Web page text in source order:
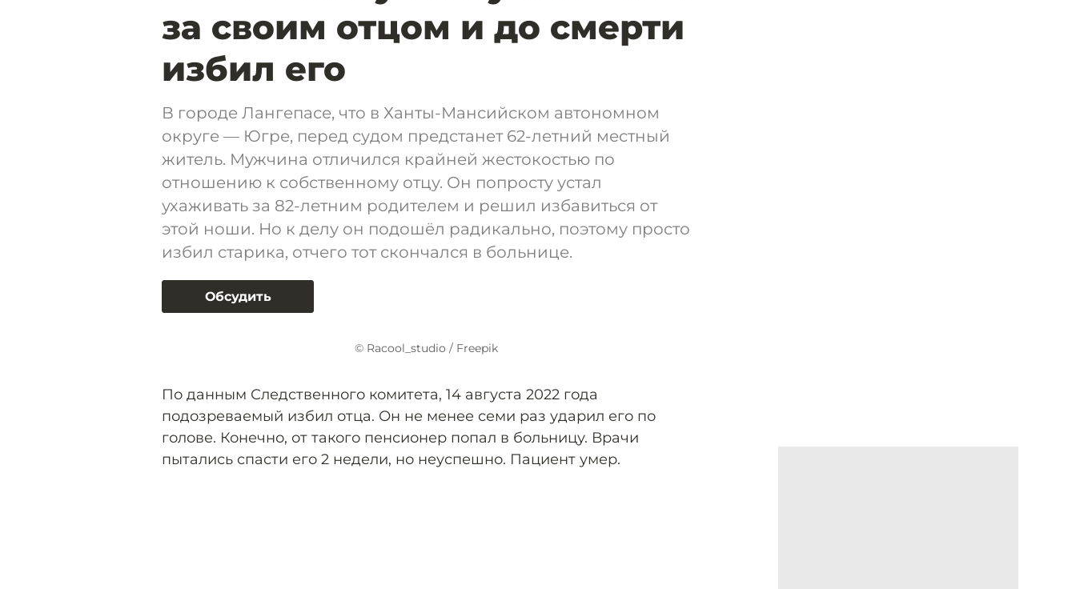
за своим отцом и до смерти
избил его
В городе Лангепасе, что в Ханты-Мансийском автономном
округе — Югре, перед судом предстанет 62-летний местный
житель. Мужчина отличился крайней жестокостью по
отношению к собственному отцу. Он попросту устал
ухаживать за 82-летним родителем и решил избавиться от
этой ноши. Но к делу он подошёл радикально, поэтому просто
избил старика, отчего тот скончался в больнице.
Обсудить
© Racool_studio / Freepik
По данным Следственного комитета, 14 августа 2022 года
подозреваемый избил отца. Он не менее семи раз ударил его по
голове. Конечно, от такого пенсионер попал в больницу. Врачи
пытались спасти его 2 недели, но неуспешно. Пациент умер.